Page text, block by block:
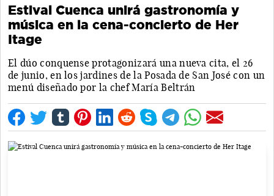
Estival Cuenca unirá gastronomía y
música en la cena-concierto de Her
Itage
El dúo conquense protagonizará una nueva cita, el 26
de junio, en los jardines de la Posada de San José con un
menú diseñado por la chef María Beltrán